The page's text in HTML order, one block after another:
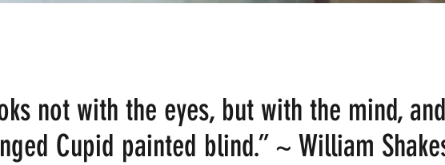
not with the eyes, but with the mind,
Cupid painted blind.” ~ William